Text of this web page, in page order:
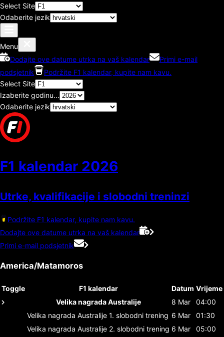
Select Site
Odaberite jezik
Menu
Dodajte ove datume utrka na vaš kalendar
Primi e-mail
podsjetnik
Podržite F1 kalendar, kupite nam kavu.
Select Site
Izaberite godinu...
Odaberite jezik
F1 kalendar 2026
Utrke, kvalifikacije i slobodni treninzi
Podržite F1 kalendar, kupite nam kavu.
Dodajte ove datume utrka na vaš kalendar
Primi e-mail podsjetnik
America/Matamoros
Toggle F1 kalendar Datum Vrijeme
Velika nagrada Australije
8 Mar
04:00
Velika nagrada Australije 1. slobodni trening 6 Mar
01:30
Velika nagrada Australije 2. slobodni trening 6 Mar
05:00